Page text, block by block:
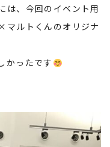
は、今回のイベント用
マルトくんのオリジナ
かったです